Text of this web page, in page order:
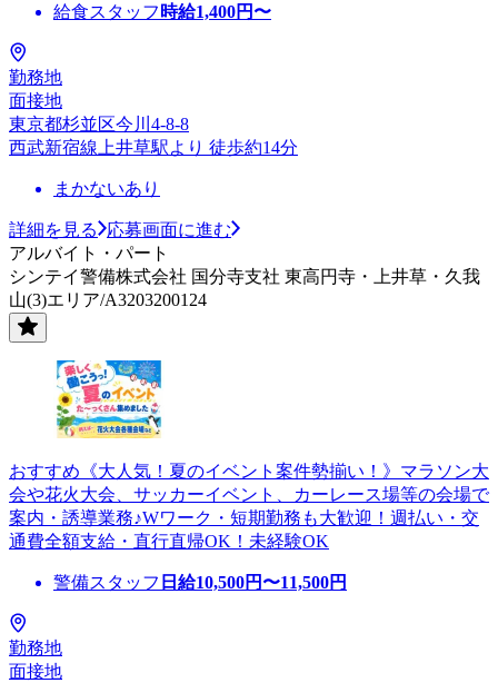
給食スタッフ 時給1,400円〜
勤務地
面接地
東京都杉並区今川4-8-8
西武新宿線上井草駅より 徒歩約14分
まかないあり
詳細を見る
応募画面に進む
アルバイト・パート
シンテイ警備株式会社 国分寺支社 東高円寺・上井草・久我
山(3)エリア/A3203200124
おすすめ《大人気！夏のイベント案件勢揃い！》マラソン大
会や花火大会、サッカーイベント、カーレース場等の会場で
案内・誘導業務♪Wワーク・短期勤務も大歓迎！週払い・交
通費全額支給・直行直帰OK！未経験OK
警備スタッフ 日給10,500円〜11,500円
勤務地
面接地